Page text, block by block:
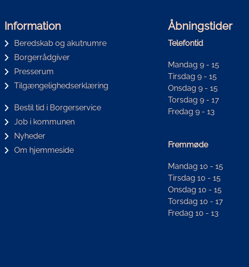
Information
Beredskab og akutnumre
Borgerrådgiver
Presserum
Tilgængelighedserklæring
Bestil tid i Borgerservice
Job i kommunen
Nyheder
Om hjemmeside
Åbningstider
Telefontid
Mandag 9 - 15
Tirsdag 9 - 15
Onsdag 9 - 15
Torsdag 9 - 17
Fredag 9 - 13
Fremmøde
Mandag 10 - 15
Tirsdag 10 - 15
Onsdag 10 - 15
Torsdag 10 - 17
Fredag 10 - 13